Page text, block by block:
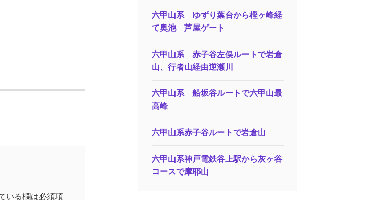
いる欄は必須項
六甲山系 ゆずり葉台から樫ヶ峰経
て奥池 芦屋ゲート
六甲山系 赤子谷左俣ルートで岩倉
山、行者山経由逆瀬川
六甲山系 船坂谷ルートで六甲山最
高峰
六甲山系赤子谷ルートで岩倉山
六甲山系神戸電鉄谷上駅から灰ヶ谷
コースで摩耶山